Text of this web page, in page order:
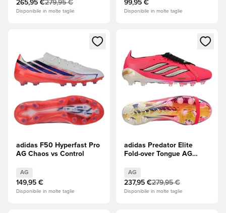
265,95 €279,95 €
Disponibile in molte taglie
99,95 €
Disponibile in molte taglie
Apre una finestra modale per accedere o registrarsi come
adidas F50 Hyperfast Pro
AG Chaos vs Control
AG
149,95 €
Disponibile in molte taglie
Apre una finestra modale
adidas Predator Elite
Fold-over Tongue AG
Turbo/Thermal
Chrome/Core Black (Nero)
AG
237,95 €279,95 €
Disponibile in molte taglie